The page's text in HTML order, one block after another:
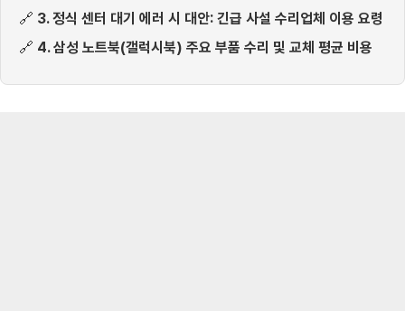
🔗 3. 정식 센터 대기 에러 시 대안: 긴급 사설 수리업체 이용 요령
🔗 4. 삼성 노트북(갤럭시북) 주요 부품 수리 및 교체 평균 비용